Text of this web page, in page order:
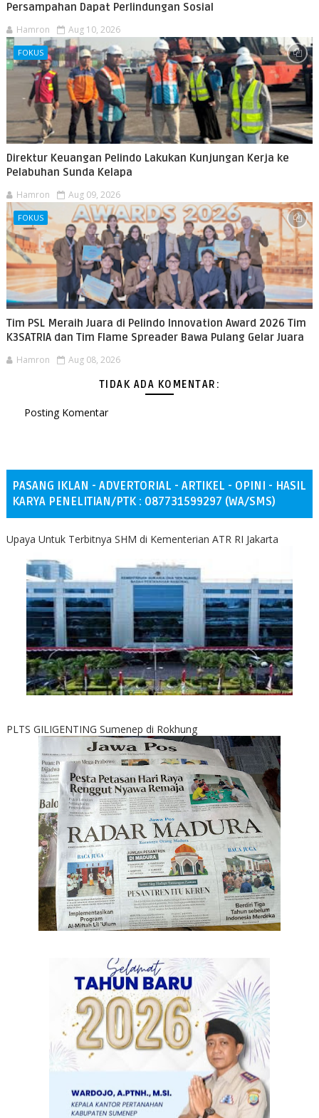
Persampahan Dapat Perlindungan Sosial
Hamron Aug 10, 2026
FOKUS
Direktur Keuangan Pelindo Lakukan Kunjungan Kerja ke
Pelabuhan Sunda Kelapa
Hamron Aug 09, 2026
FOKUS
Tim PSL Meraih Juara di Pelindo Innovation Award 2026 Tim
K3SATRIA dan Tim Flame Spreader Bawa Pulang Gelar Juara
Hamron Aug 08, 2026
TIDAK ADA KOMENTAR:
Posting Komentar
PASANG IKLAN - ADVERTORIAL - ARTIKEL - OPINI - HASIL
KARYA PENELITIAN/PTK : 087731599297 (WA/SMS)
Upaya Untuk Terbitnya SHM di Kementerian ATR RI Jakarta
PLTS GILIGENTING Sumenep di Rokhung